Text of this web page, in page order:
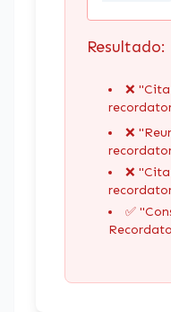
Resultado:
❌
❌
❌
✅